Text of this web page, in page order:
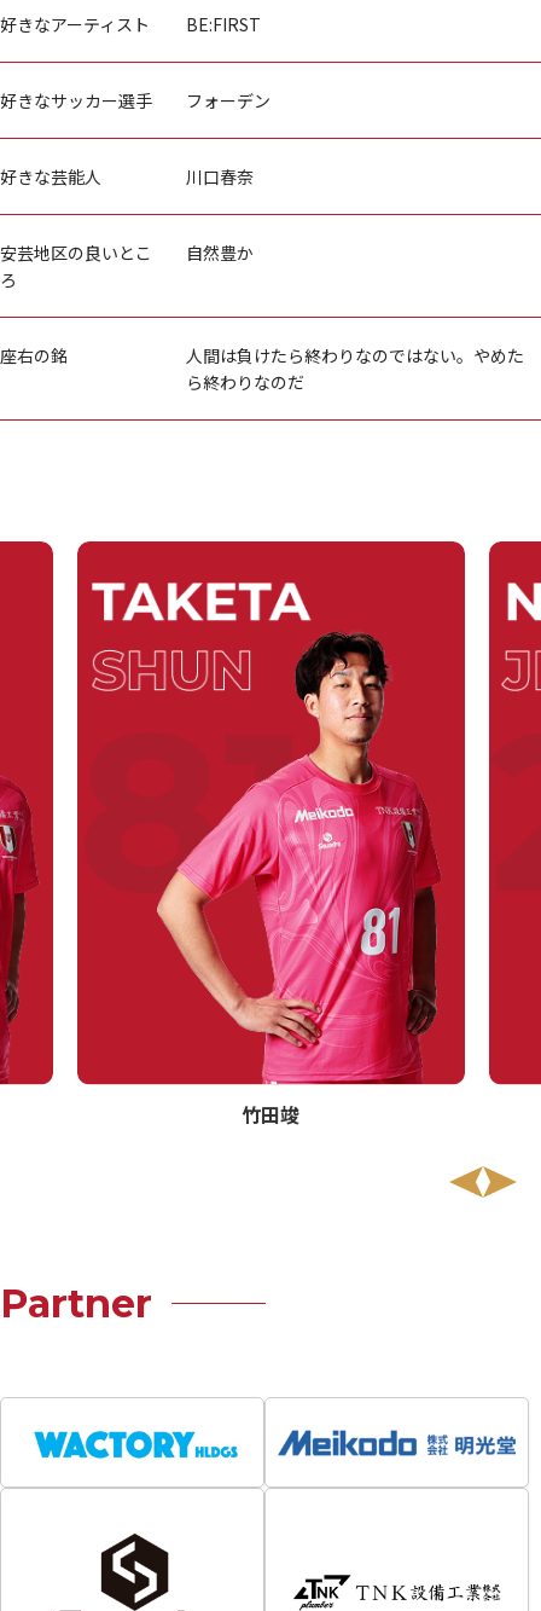
好きなアーティスト BE:FIRST
好きなサッカー選手 フォーデン
好きな芸能人 川口春奈
安芸地区の良いとこ
ろ
自然豊か
座右の銘
人間は負けたら終わりなのではない。やめた
ら終わりなのだ
竹田竣
Partner